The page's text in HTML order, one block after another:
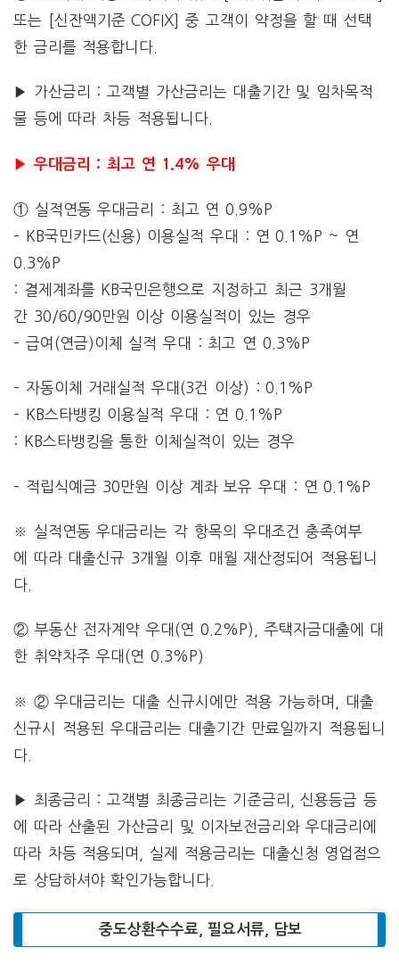
또는 [신잔액기준 COFIX] 중 고객이 약정을 할 때 선택
한 금리를 적용합니다.
▶ 가산금리 : 고객별 가산금리는 대출기간 및 임차목적
물 등에 따라 차등 적용됩니다.
▶ 우대금리 : 최고 연 1.4% 우대
① 실적연동 우대금리 : 최고 연 0.9%P
– KB국민카드(신용) 이용실적 우대 : 연 0.1%P ~ 연
0.3%P
: 결제계좌를 KB국민은행으로 지정하고 최근 3개월
간 30/60/90만원 이상 이용실적이 있는 경우
– 급여(연금)이체 실적 우대 : 최고 연 0.3%P
– 자동이체 거래실적 우대(3건 이상) : 0.1%P
– KB스타뱅킹 이용실적 우대 : 연 0.1%P
: KB스타뱅킹을 통한 이체실적이 있는 경우
– 적립식예금 30만원 이상 계좌 보유 우대 : 연 0.1%P
※ 실적연동 우대금리는 각 항목의 우대조건 충족여부
에 따라 대출신규 3개월 이후 매월 재산정되어 적용됩니
다.
② 부동산 전자계약 우대(연 0.2%P), 주택자금대출에 대
한 취약차주 우대(연 0.3%P)
※ ② 우대금리는 대출 신규시에만 적용 가능하며, 대출
신규시 적용된 우대금리는 대출기간 만료일까지 적용됩니
다.
▶ 최종금리 : 고객별 최종금리는 기준금리, 신용등급 등
에 따라 산출된 가산금리 및 이자보전금리와 우대금리에
따라 차등 적용되며, 실제 적용금리는 대출신청 영업점으
로 상담하셔야 확인가능합니다.
중도상환수수료, 필요서류, 담보